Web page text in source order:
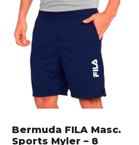
Bermuda FILA Masc.
Sports Myler – 8